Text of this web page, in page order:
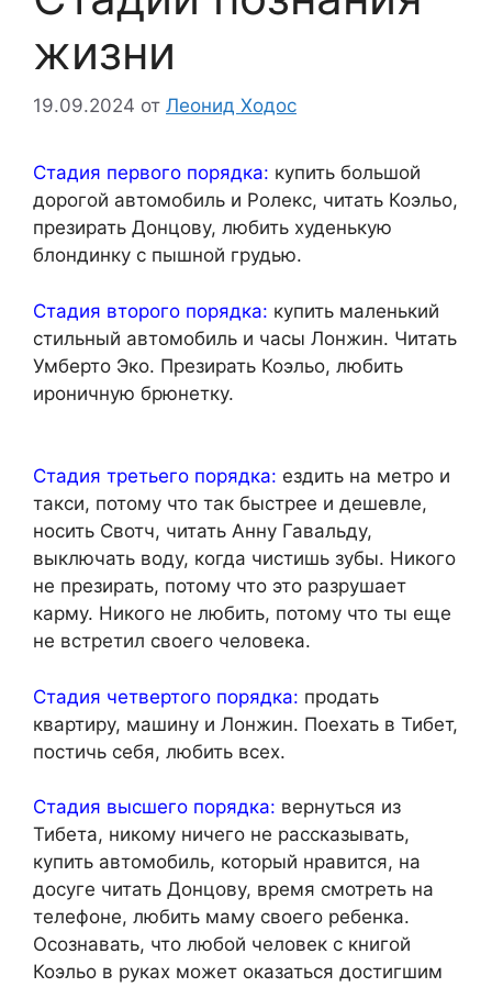
жизни
19.09.2024 от Леонид Ходос
Стадия первого порядка: купить большой
дорогой автомобиль и Ролекс, читать Коэльо,
презирать Донцову, любить худенькую
блондинку с пышной грудью.
Стадия второго порядка: купить маленький
стильный автомобиль и часы Лонжин. Читать
Умберто Эко. Презирать Коэльо, любить
ироничную брюнетку.
Стадия третьего порядка: ездить на метро и
такси, потому что так быстрее и дешевле,
носить Свотч, читать Анну Гавальду,
выключать воду, когда чистишь зубы. Никого
не презирать, потому что это разрушает
карму. Никого не любить, потому что ты еще
не встретил своего человека.
Стадия четвертого порядка: продать
квартиру, машину и Лонжин. Поехать в Тибет,
постичь себя, любить всех.
Стадия высшего порядка: вернуться из
Тибета, никому ничего не рассказывать,
купить автомобиль, который нравится, на
досуге читать Донцову, время смотреть на
телефоне, любить маму своего ребенка.
Осознавать, что любой человек с книгой
Коэльо в руках может оказаться достигшим